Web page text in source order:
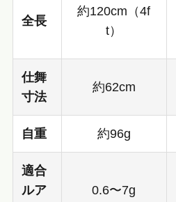
全長
約120cm（4f
t）
仕舞
寸法
約62cm
自重 約96g
適合
ルア
0.6〜7g